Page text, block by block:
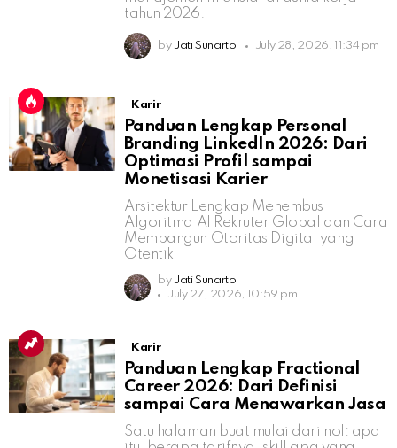
tahun 2026.
by Jati Sunarto July 28, 2026, 11:34 pm
Karir
Panduan Lengkap Personal
Branding LinkedIn 2026: Dari
Optimasi Profil sampai
Monetisasi Karier
Arsitektur Lengkap Menembus
Algoritma AI Rekruter Global dan Cara
Membangun Otoritas Digital yang
Otentik
by Jati Sunarto
July 27, 2026, 10:59 pm
Karir
Panduan Lengkap Fractional
Career 2026: Dari Definisi
sampai Cara Menawarkan Jasa
Satu halaman buat mulai dari nol: apa